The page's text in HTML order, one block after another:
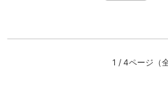
1 / 4ページ （